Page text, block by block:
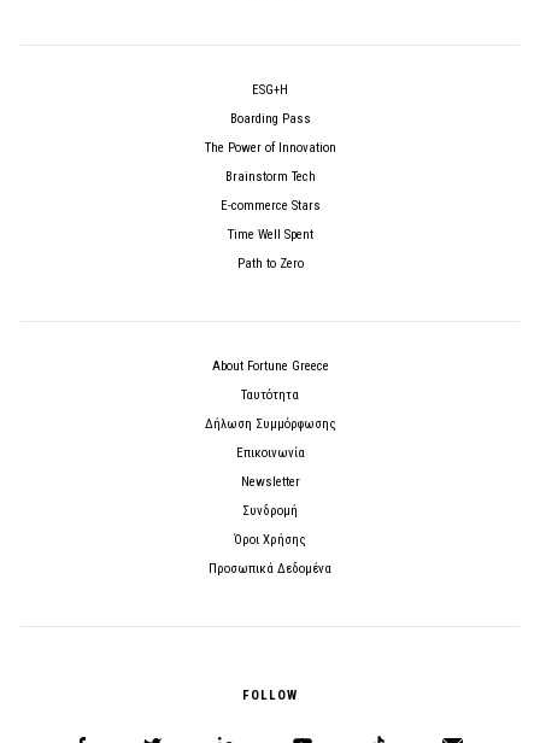
ESG+H
Boarding Pass
The Power of Innovation
Brainstorm Tech
E-commerce Stars
Time Well Spent
Path to Zero
About Fortune Greece
Ταυτότητα
Δήλωση Συμμόρφωσης
Επικοινωνία
Newsletter
Συνδρομή
Όροι Χρήσης
Προσωπικά Δεδομένα
FOLLOW